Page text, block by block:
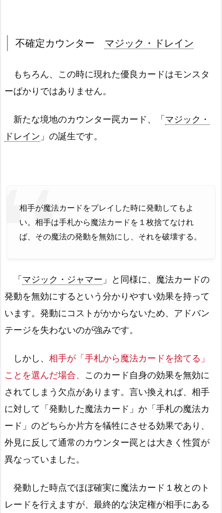
不確定カウンター マジック・ドレイン
もちろん、この時に現れた優良カードはモンスタ
ーばかりではありません。
新たな境地のカウンター罠カード、「 マジック・
ドレイン 」の誕生です。
相手が魔法カードをプレイした時に発動してもよ
い。相手は手札から魔法カードを１枚捨てなけれ
ば、その魔法の発動を無効にし、それを破壊する。
「 マジック・ジャマー 」と同様に、魔法カードの
発動を無効にするという分かりやすい効果を持って
います。発動にコストがかからないため、アドバン
テージを失わないのが強みです。
しかし、 相手が「手札から魔法カードを捨てる」
ことを選んだ場合、 このカード自身の効果を無効に
されてしまう欠点があります。言い換えれば、相手
に対して「発動した魔法カード」か「手札の魔法カ
ード」のどちらか片方を犠牲にさせる効果であり、
外見に反して通常のカウンター罠とは大きく性質が
異なっていました。
発動した時点でほぼ確実に魔法カード１枚とのト
レードを行えますが、最終的な決定権が相手にある